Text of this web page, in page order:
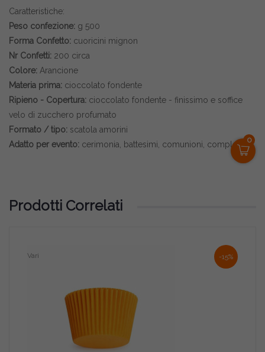
0
Caratteristiche:
Peso confezione: g 500
Forma Confetto: cuoricini mignon
Nr Confetti: 200 circa
Colore: Arancione
Materia prima: cioccolato fondente
Ripieno - Copertura: cioccolato fondente - finissimo e soffice
velo di zucchero profumato
Formato / tipo: scatola amorini
Adatto per evento: cerimonia, battesimi, comunioni, compleanni.
Prodotti Correlati
-15%
Vari